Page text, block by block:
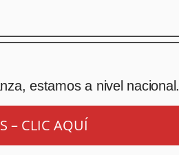
estamos a nivel nacional.
– CLIC AQUÍ